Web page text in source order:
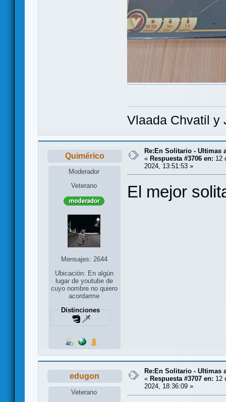
Vlaada Chvatil y
Quimérico
Moderador
Veterano
Mensajes: 2644
Ubicación: En algún
lugar de youtube de
cuyo nombre no quiero
acordarme
Distinciones
Re:En Solitario - Ultimas
« Respuesta #3706 en: 12
2024, 13:51:53 »
El mejor
edugon
Veterano
Re:En Solitario - Ultimas
« Respuesta #3707 en: 12
2024, 18:36:09 »